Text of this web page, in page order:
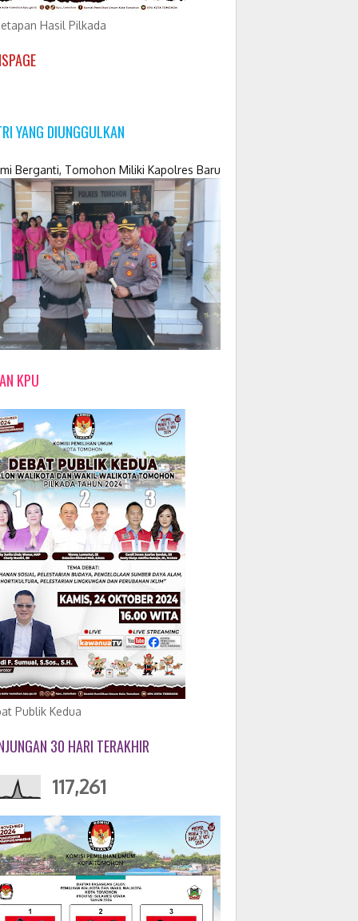
Hasil Pilkada
YANG DIUNGGULKAN
Berganti, Tomohon Miliki Kapolres Baru
KPU
Publik Kedua
30 HARI TERAKHIR
117,261